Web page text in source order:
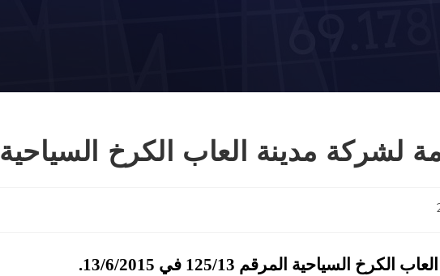
لشركة مدينة العاب الكرخ السياحية
السياحية المرقم 125/13 في 13/6/2015.